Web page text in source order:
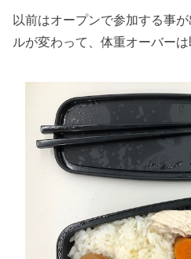
以前はオープンで参加する事
ルが変わって、体重オーバーは